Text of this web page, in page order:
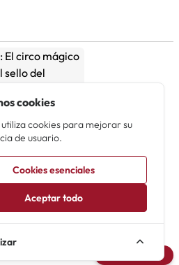
mágico de
del director de
del teatro
mágico de la
espectáculo que
Don Benito.
(de Negrito
en ca...
cookies
utiliza cookies para mejorar su
de usuario.
Cookies esenciales
Aceptar todo